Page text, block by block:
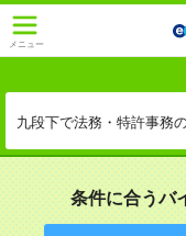
メニュー
九段下で法務・特許事務
条件に合うバ